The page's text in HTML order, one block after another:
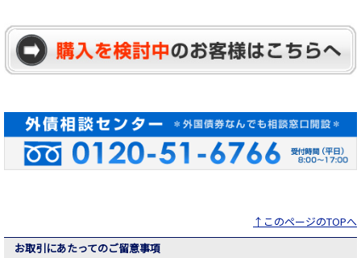
↑このページのTOPへ
お取引にあたってのご留意事項